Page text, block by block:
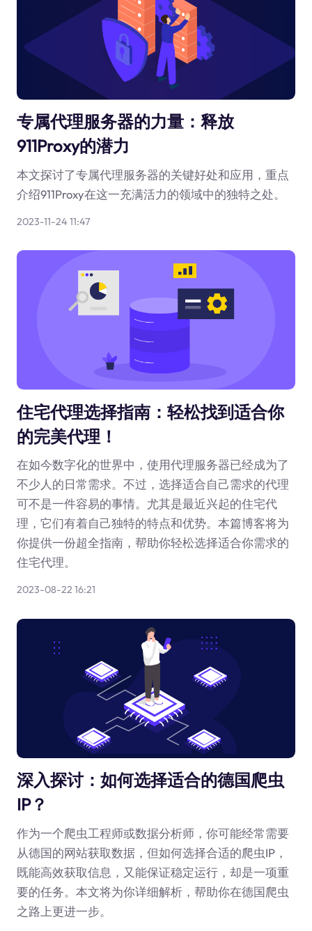
专属代理服务器的力量：释放
911Proxy的潜力
本文探讨了专属代理服务器的关键好处和应用，重点
介绍911Proxy在这一充满活力的领域中的独特之处。
2023-11-24 11:47
住宅代理选择指南：轻松找到适合你
的完美代理！
在如今数字化的世界中，使用代理服务器已经成为了
不少人的日常需求。不过，选择适合自己需求的代理
可不是一件容易的事情。尤其是最近兴起的住宅代
理，它们有着自己独特的特点和优势。本篇博客将为
你提供一份超全指南，帮助你轻松选择适合你需求的
住宅代理。
2023-08-22 16:21
深入探讨：如何选择适合的德国爬虫
IP？
作为一个爬虫工程师或数据分析师，你可能经常需要
从德国的网站获取数据，但如何选择合适的爬虫IP，
既能高效获取信息，又能保证稳定运行，却是一项重
要的任务。本文将为你详细解析，帮助你在德国爬虫
之路上更进一步。